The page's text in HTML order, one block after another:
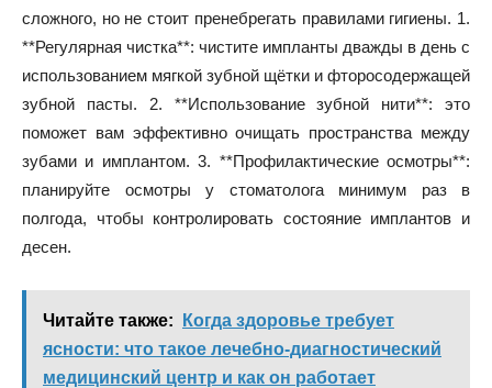
сложного, но не стоит пренебрегать правилами гигиены. 1.
**Регулярная чистка**: чистите импланты дважды в день с
использованием мягкой зубной щётки и фторосодержащей
зубной пасты. 2. **Использование зубной нити**: это
поможет вам эффективно очищать пространства между
зубами и имплантом. 3. **Профилактические осмотры**:
планируйте осмотры у стоматолога минимум раз в
полгода, чтобы контролировать состояние имплантов и
десен.
Читайте также:
Когда здоровье требует
ясности: что такое лечебно-диагностический
медицинский центр и как он работает